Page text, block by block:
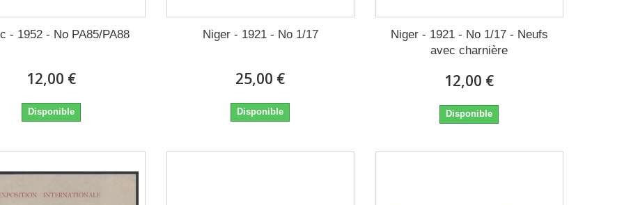
- 1952 - No PA85/PA88
12,00 €
Disponible
Niger - 1921 - No 1/17
25,00 €
Disponible
Niger - 1921 - No 1/17 - Neufs
avec charnière
12,00 €
Disponible